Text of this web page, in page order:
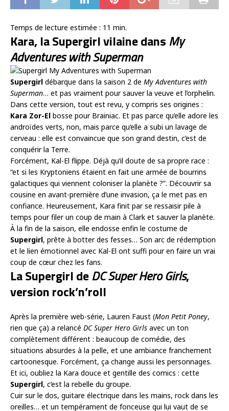
Temps de lecture estimée : 11 min.
Kara, la Supergirl vilaine dansMy
Adventures with Superman
Supergirl débarque dans la saison 2 de My Adventures with
Superman… et pas vraiment pour sauver la veuve et l’orphelin.
Dans cette version, tout est revu, y compris ses origines :
Kara Zor-El bosse pour Brainiac. Et pas parce qu’elle adore les
androïdes verts, non, mais parce qu’elle a subi un lavage de
cerveau : elle est convaincue que son grand destin, c’est de
conquérir la Terre.
Forcément, Kal-El flippe. Déjà qu’il doute de sa propre race :
“et si les Kryptoniens étaient en fait une armée de bourrins
galactiques qui viennent coloniser la planète ?”. Découvrir sa
cousine en avant-première d’une invasion, ça le met pas en
confiance. Heureusement, Kara finit par se ressaisir pile à
temps pour filer un coup de main à Clark et sauver la planète.
À la fin de la saison, elle endosse enfin le costume de
Supergirl, prête à botter des fesses… Son arc de rédemption
et le lien émotionnel avec Kal-El ont suffi pour en faire un vrai
coup de cœur chez les fans.
La Supergirl deDC Super Hero Girls,
version rock’n’roll
Après la première web-série, Lauren Faust (Mon Petit Poney,
rien que ça) a relancé DC Super Hero Girls avec un ton
complètement différent : beaucoup de comédie, des
situations absurdes à la pelle, et une ambiance franchement
cartoonesque. Forcément, ça change aussi les personnages.
Et ici, oubliez la Kara douce et gentille des comics : cette
Supergirl, c’est la rebelle du groupe.
Cuir sur le dos, guitare électrique dans les mains, rock dans les
oreilles… et un tempérament de fonceuse qui lui vaut de se